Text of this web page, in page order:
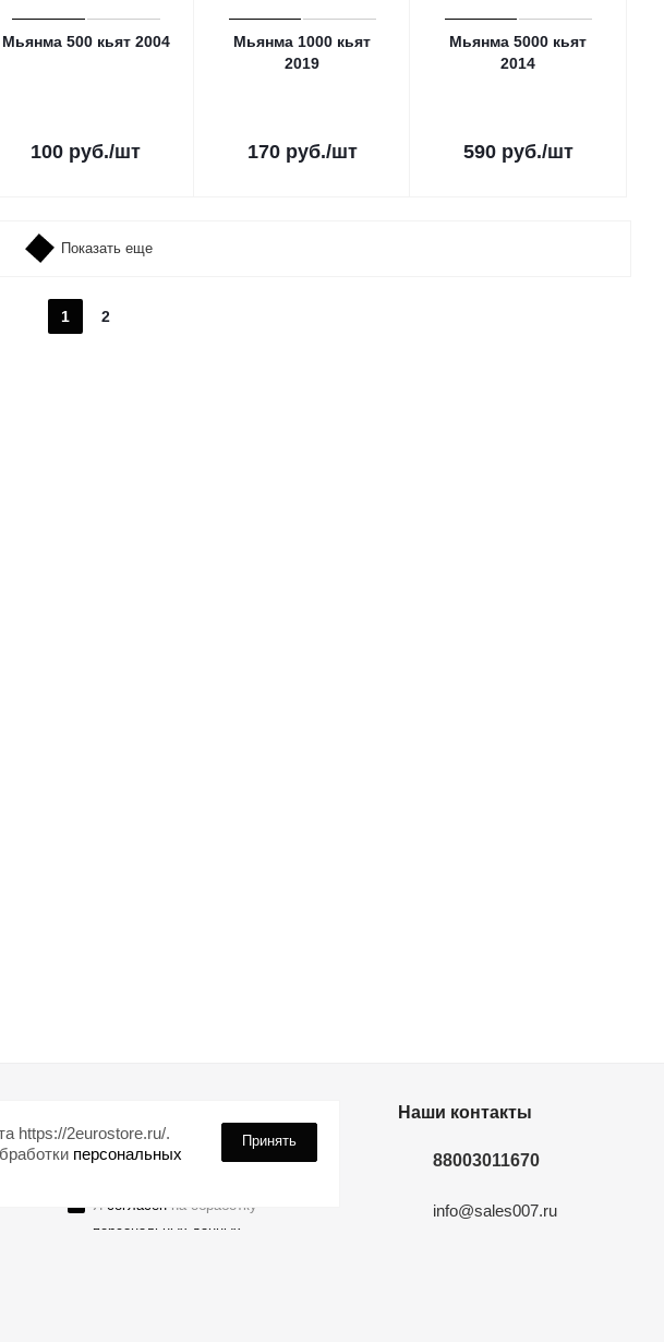
Мьянма 500 кьят 2004
100 руб./шт
Мьянма 1000 кьят
2019
170руб./шт
Мьянма 5000 кьят
2014
590руб./шт
Показать еще
1 2
Я согласенна обработку
персональных данных
Наши контакты
88003011670
info@sales007.ru
https://2eurostore.ru/.
персональных
Принять